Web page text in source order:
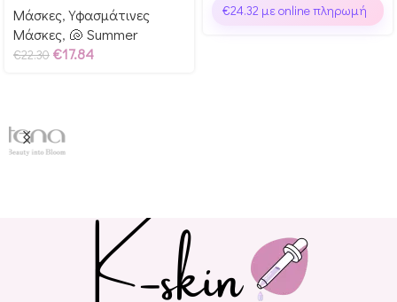
Μάσκες, Υφασμάτινες
Μάσκες, 🐚 Summer
€22.30 €17.84
€24.32 με online πληρωμή